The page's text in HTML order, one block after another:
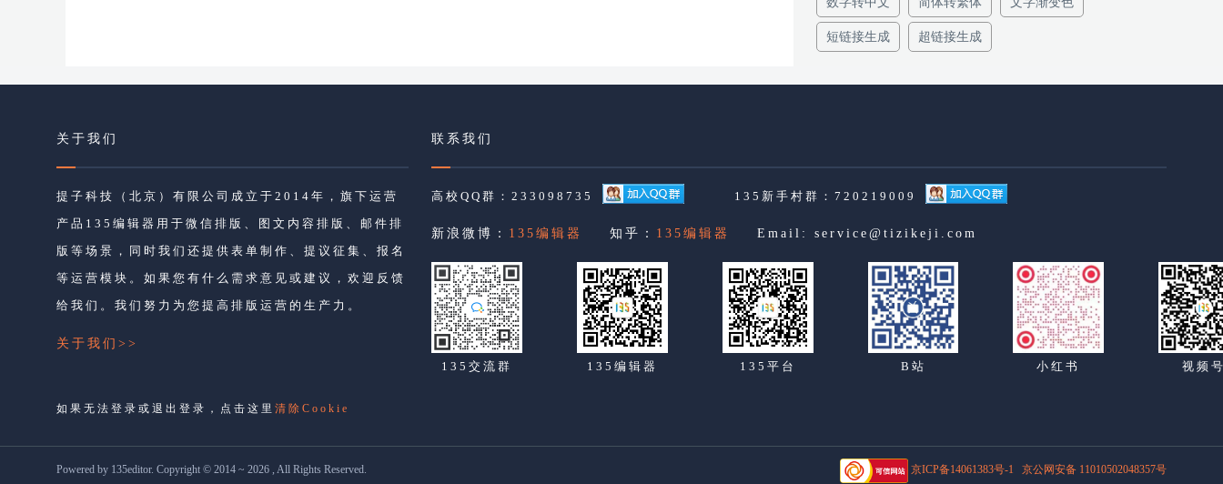
短链接生成 超链接生成
关于我们
提子科技（北京）有限公司成立于2014年，旗下运营
产品135编辑器用于微信排版、图文内容排版、邮件排
版等场景，同时我们还提供表单制作、提议征集、报名
等运营模块。如果您有什么需求意见或建议，欢迎反馈
给我们。我们努力为您提高排版运营的生产力。
关于我们>>
联系我们
高校QQ群：233098735 135新手村群：720219009
新浪微博： 135编辑器 知乎： 135编辑器 Email: service@tizikeji.com
135交流群 135编辑器 135平台 B站 小红书 视频
如果无法登录或退出登录，点击这里 清除Cookie
京ICP备14061383号-1 京公网安备 11010502048357号
Powered by 135editor. Copyright © 2014 ~ 2026 , All Rights Reserved.